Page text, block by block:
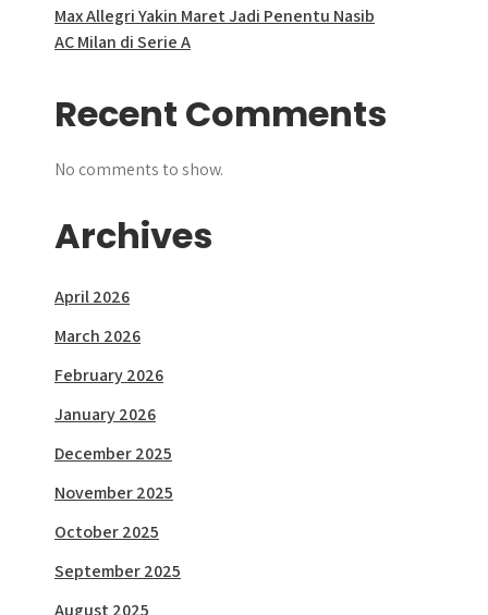
Max Allegri Yakin Maret Jadi Penentu Nasib
AC Milan di Serie A
Recent Comments
No comments to show.
Archives
April 2026
March 2026
February 2026
January 2026
December 2025
November 2025
October 2025
September 2025
August 2025